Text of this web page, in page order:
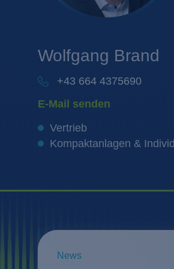
Wolfgang Brand
+43 664 4375690
E-Mail senden
Vertrieb
Kompaktanlagen &
News